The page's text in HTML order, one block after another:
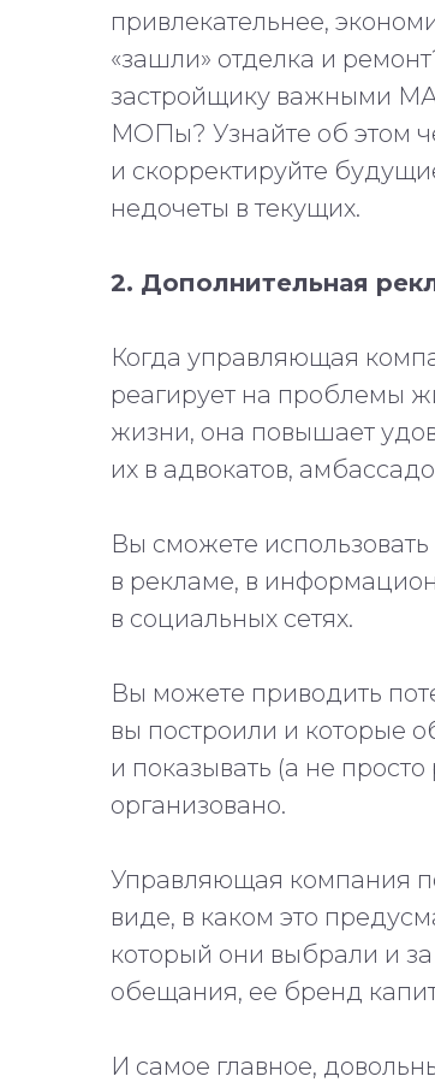
привлекательнее,
«зашли» отделка и
застройщику важными
МОПы? Узнайте об этом
и скорректируйте
недочеты в текущих.
2. Дополнительная
Когда управляющая
реагирует на проблемы
жизни, она повышает
их в адвокатов,
Вы сможете
в рекламе, в
в социальных сетях.
Вы можете приводить
вы построили и которые
и показывать (а не просто
организовано.
Управляющая компания
виде, в каком это
который они выбрали и
обещания, ее бренд
И самое главное,